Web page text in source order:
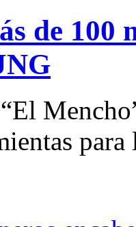
de 100